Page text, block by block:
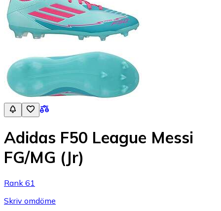
Adidas F50 League Messi
FG/MG (Jr)
Rank 61
Skriv omdöme